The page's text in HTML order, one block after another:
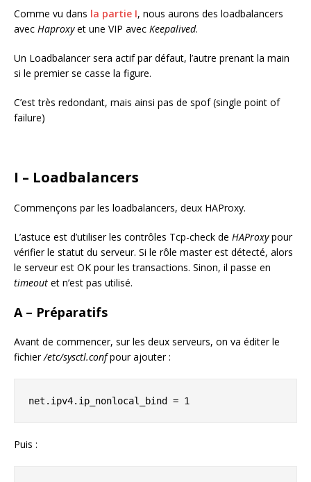
Comme vu dans la partie I, nous aurons des loadbalancers
avec Haproxyet une VIP avec Keepalived.
Un Loadbalancer sera actif par défaut, l’autre prenant la main
si le premier se casse la figure.
C’est très redondant, mais ainsi pas de spof (single point of
failure)
I – Loadbalancers
Commençons par les loadbalancers, deux HAProxy.
L’astuce est d’utiliser les contrôles Tcp-check de HAProxypour
vérifier le statut du serveur. Si le rôle master est détecté, alors
le serveur est OK pour les transactions. Sinon, il passe en
timeout et n’est pas utilisé.
A – Préparatifs
Avant de commencer, sur les deux serveurs, on va éditer le
fichier/etc/sysctl.confpour ajouter :
net.ipv4.ip_nonlocal_bind = 1
Puis :